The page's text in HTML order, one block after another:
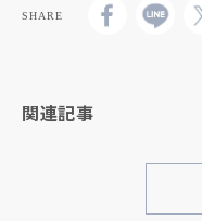
SHARE
関連記事